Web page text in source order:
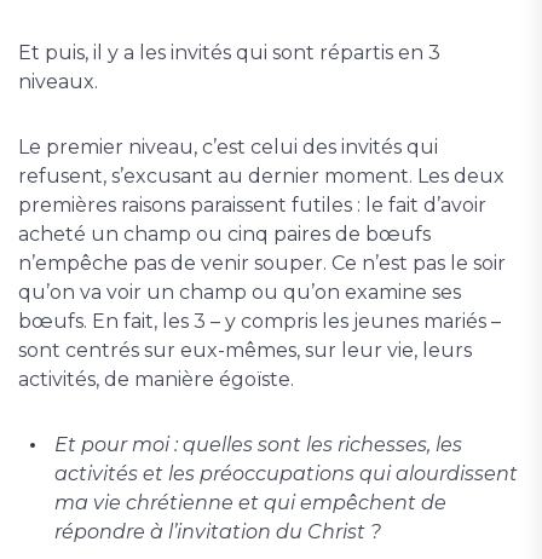
Et puis, il y a les invités qui sont répartis en 3
niveaux.
Le premier niveau, c’est celui des invités qui
refusent, s’excusant au dernier moment. Les deux
premières raisons paraissent futiles : le fait d’avoir
acheté un champ ou cinq paires de bœufs
n’empêche pas de venir souper. Ce n’est pas le soir
qu’on va voir un champ ou qu’on examine ses
bœufs. En fait, les 3 – y compris les jeunes mariés –
sont centrés sur eux-mêmes, sur leur vie, leurs
activités, de manière égoïste.
Et pour moi: quelles sont les richesses, les
activités et les préoccupations qui alourdissent
ma vie chrétienne et qui empêchent de
répondre à l’invitation du Christ ?